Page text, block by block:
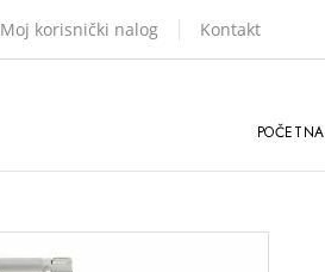
Moj korisnički nalog Kontakt
POČETNA